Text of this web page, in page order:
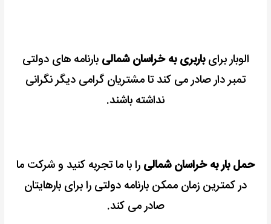
الوبار برایباربری به خراسان شمالی بارنامه های دولتی
تمبر دار صادر می کند تا مشتریان گرامی دیگر نگرانی
نداشته باشند.
حمل بار به خراسان شمالی را با ما تجربه کنید و شرکت ما
در کمترین زمان ممکن بارنامه دولتی را برای بارهایتان
صادر می کند.